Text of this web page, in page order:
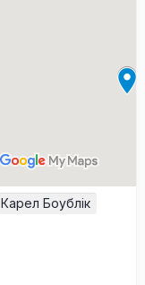
Карел Боублік